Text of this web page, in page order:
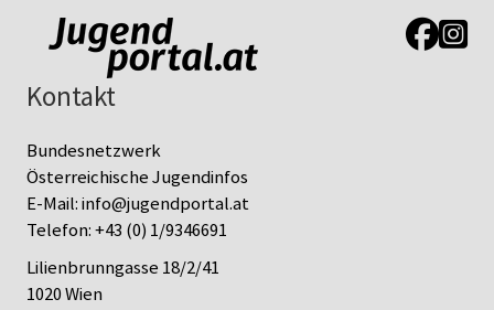
Link zur
Link
Kontakt
Bundesnetzwerk
Österreichische Jugendinfos
E-Mail:info@jugendportal.at
Telefon:+43 (0) 1/9346691
Lilienbrunngasse 18/2/41
1020 Wien